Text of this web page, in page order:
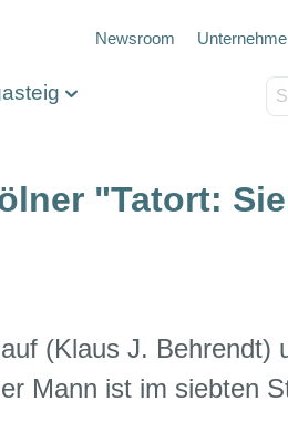
Meta navigation
Newsroom
"Tatort:
(Klaus J. Behrendt)
Mann ist im siebten